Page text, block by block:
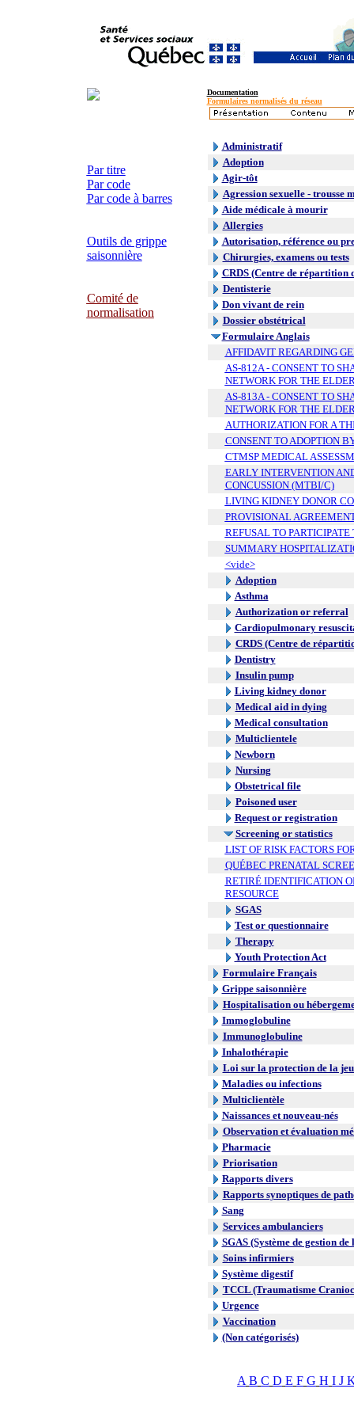
Documentation
Formulaires normalisés du réseau
Par titre
Par code
Par code à barres
Outils de grippe
saisonnière
Comité de
normalisation
Administratif
Adoption
Agir-tôt
Agression sexuelle - trousse
Aide médicale à mourir
Allergies
Autorisation, référence ou
Chirurgies, examens ou tests
CRDS (Centre de répartition
Dentisterie
Don vivant de rein
Dossier obstétrical
Formulaire Anglais
AFFIDAVIT REGARDING
AS-812A - CONSENT TO
NETWORK FOR THE
AS-813A - CONSENT TO
NETWORK FOR THE
AUTHORIZATION FOR A
CONSENT TO ADOPTION
CTMSP MEDICAL
EARLY INTERVENTION
CONCUSSION (MTBI/C)
LIVING KIDNEY DONOR
PROVISIONAL
REFUSAL TO
SUMMARY
<vide>
Adoption
Asthma
Authorization or referral
Cardiopulmonary
CRDS (Centre de
Dentistry
Insulin pump
Living kidney donor
Medical aid in dying
Medical consultation
Multiclientele
Newborn
Nursing
Obstetrical file
Poisoned user
Request or registration
Screening or statistics
LIST OF RISK FACTORS
QUÉBEC PRENATAL
RETIRÉ IDENTIFICATION
RESOURCE
SGAS
Test or questionnaire
Therapy
Youth Protection Act
Formulaire Français
Grippe saisonnière
Hospitalisation ou
Immoglobuline
Immunoglobuline
Inhalothérapie
Loi sur la protection de la
Maladies ou infections
Multiclientèle
Naissances et nouveau-nés
Observation et évaluation
Pharmacie
Priorisation
Rapports divers
Rapports synoptiques de
Sang
Services ambulanciers
SGAS (Système de gestion
Soins infirmiers
Système digestif
TCCL (Traumatisme
Urgence
Vaccination
(Non catégorisés)
A B C D E F G H I J